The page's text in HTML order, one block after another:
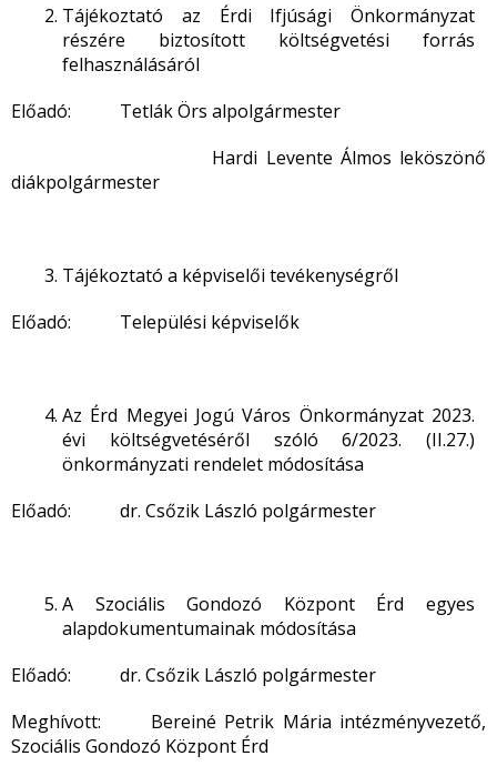
Tájékoztató az Érdi Ifjúsági Önkormányzat
részére biztosított költségvetési forrás
felhasználásáról
Előadó: Tetlák Örs alpolgármester
Hardi Levente Álmos leköszönő
diákpolgármester
Tájékoztató a képviselői tevékenységről
Előadó: Települési képviselők
Az Érd Megyei Jogú Város Önkormányzat 2023.
évi költségvetéséről szóló 6/2023. (II.27.)
önkormányzati rendelet módosítása
Előadó: dr. Csőzik László polgármester
A Szociális Gondozó Központ Érd egyes
alapdokumentumainak módosítása
Előadó: dr. Csőzik László polgármester
Meghívott: Bereiné Petrik Mária intézményvezető,
Szociális Gondozó Központ Érd